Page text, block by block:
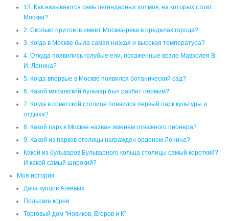
12. Как называются семь легендарных холмов, на которых стоит
Москва?
2. Сколько притоков имеет Москва-река в пределах города?
3. Когда в Москве была самая низкая и высокая температура?
4. Откуда появились голубые ели, посаженные возле Мавзолея В.
И. Ленина?
5. Когда впервые в Москве появился ботанический сад?
6. Какой московский бульвар был разбит первым?
7. Когда в советской столице появился первый парк культуры и
отдыха?
8. Какой парк в Москве назван именем отважного пионера?
9. Какой из парков столицы награжден орденом Ленина?
Какой из бульваров Бульварного кольца столицы самый короткий?
И какой самый широкий?
Моя история
Дача купцов Агеевых
Польские корни
Торговый дом “Новиков, Егоров и К”